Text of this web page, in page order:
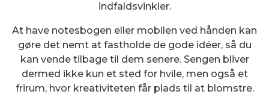
indfaldsvinkler.
At have notesbogen eller mobilen ved hånden kan
gøre det nemt at fastholde de gode idéer, så du
kan vende tilbage til dem senere. Sengen bliver
dermed ikke kun et sted for hvile, men også et
frirum, hvor kreativiteten får plads til at blomstre.